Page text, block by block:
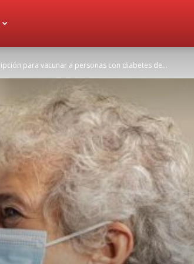
para vacunar a personas con diabetes de...